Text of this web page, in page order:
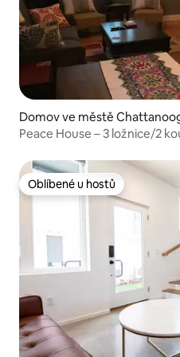
Domov ve městě
Peace House – 3 ložnice/2
Oblíbené u hostů
Oblíbené u hostů